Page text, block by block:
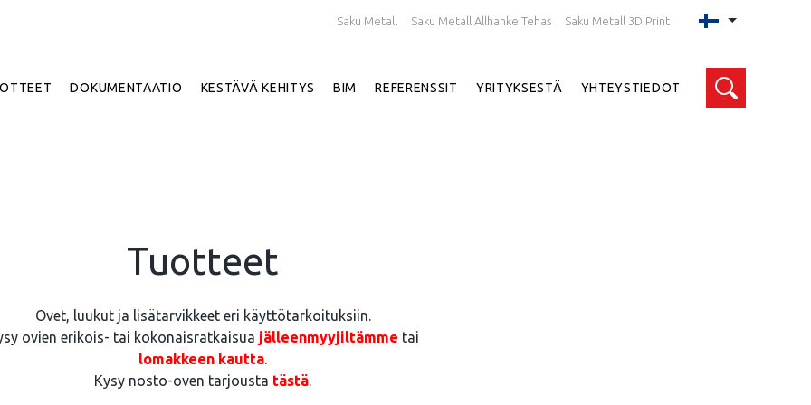
Saku Metall Saku Metall Allhanke Tehas Saku Metall 3D Print
DOKUMENTAATIO KESTÄVÄ KEHITYS BIM REFERENSSIT YRITYKSESTÄ YHTEYSTIEDOT
Tuotteet
Ovet, luukut ja lisätarvikkeet eri käyttötarkoituksiin.
ovien erikois- tai kokonaisratkaisua jälleenmyyjiltämme tai
lomakkeen kautta.
Kysy nosto-oven tarjousta tästä.